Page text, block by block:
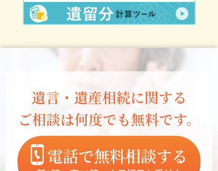
遺言・遺産相続に関する
ご相談は何度でも無料です。
電話で無料相談する